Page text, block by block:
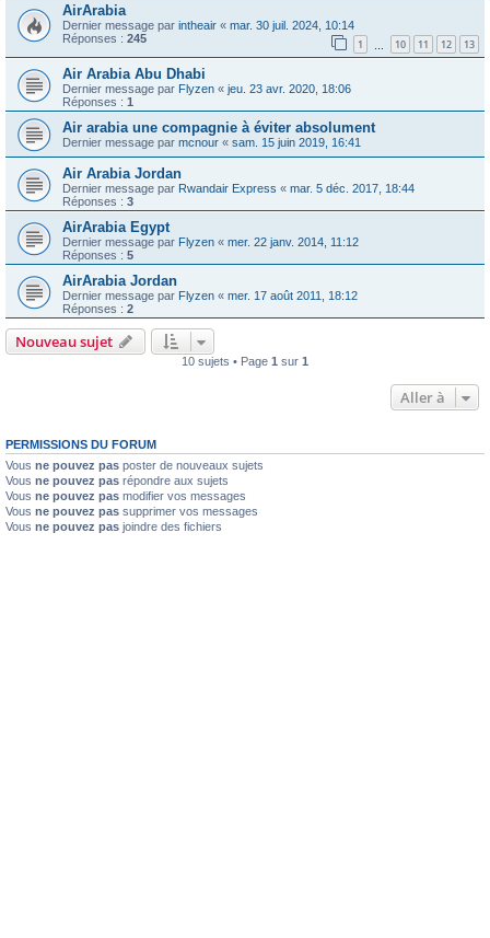
AirArabia
Dernier message par intheair « mar. 30 juil. 2024, 10:14
Réponses : 245 1 10 11 12 13
Air Arabia Abu Dhabi
Dernier message par Flyzen « jeu. 23 avr. 2020, 18:06
Réponses : 1
Air arabia une compagnie à éviter absolument
Dernier message par mcnour « sam. 15 juin 2019, 16:41
Air Arabia Jordan
Dernier message par Rwandair Express « mar. 5 déc. 2017, 18:44
Réponses : 3
AirArabia Egypt
Dernier message par Flyzen « mer. 22 janv. 2014, 11:12
Réponses : 5
AirArabia Jordan
Dernier message par Flyzen « mer. 17 août 2011, 18:12
Réponses : 2
Nouveau sujet
10 sujets • Page 1 sur 1
Aller à
PERMISSIONS DU FORUM
Vous ne pouvez pas poster de nouveaux sujets
Vous ne pouvez pas répondre aux sujets
Vous ne pouvez pas modifier vos messages
Vous ne pouvez pas supprimer vos messages
Vous ne pouvez pas joindre des fichiers